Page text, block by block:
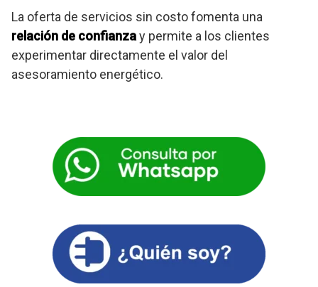
La oferta de servicios sin costo fomenta una
relación de confianzay permite a los clientes
experimentar directamente el valor del
asesoramiento energético.